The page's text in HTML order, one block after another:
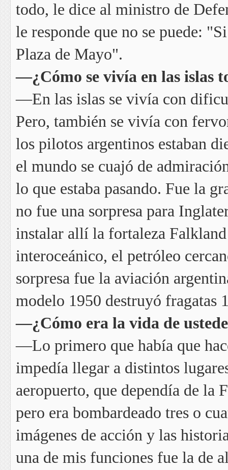
todo, le dice al ministro de
le responde que no se puede:
Plaza de Mayo".
—¿Cómo se vivía en las islas
—En las islas se vivía con
Pero, también se vivía con
los pilotos argentinos estaban
el mundo se cuajó de
lo que estaba pasando. Fue la
no fue una sorpresa para
instalar allí la fortaleza
interoceánico, el petróleo
sorpresa fue la aviación
modelo 1950 destruyó fragatas
—¿Cómo era la vida de
—Lo primero que había que
impedía llegar a distintos
aeropuerto, que dependía de la
pero era bombardeado tres o
imágenes de acción y las
una de mis funciones fue la de